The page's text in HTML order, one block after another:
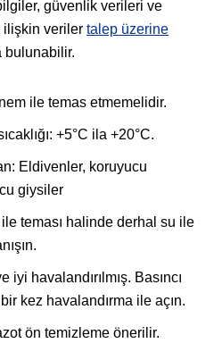
güvenlik verileri ve
ilişkin veriler talep üzerine
bulunabilir.
ile temas etmemelidir.
+5°C ila +20°C.
Eldivenler, koruyucu
giysiler
ile teması halinde derhal su ile
havalandırılmış. Basıncı
kez havalandırma ile açın.
ön temizleme önerilir.